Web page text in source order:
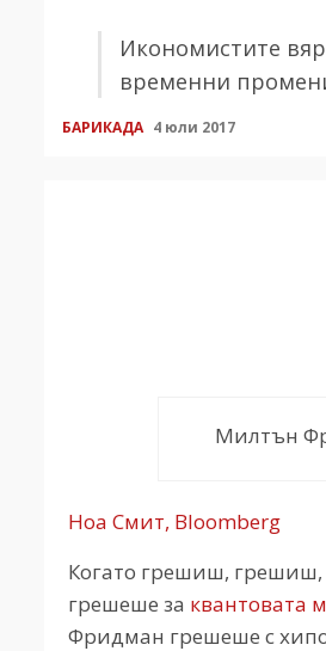
Икономистите
временни
БАРИКАДА 4 юли 2017
Милтън
Ноа Смит, Bloomberg
Когато грешиш, грешиш,
грешеше за квантовата
Фридман грешеше с